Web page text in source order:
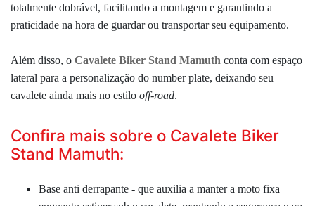
totalmente dobrável, facilitando a montagem e garantindo a
praticidade na hora de guardar ou transportar seu equipamento.
Além disso, o Cavalete Biker Stand Mamuth conta com espaço
lateral para a personalização do number plate, deixando seu
cavalete ainda mais no estilo off-road.
Confira mais sobre o Cavalete Biker
Stand Mamuth:
Base anti derrapante - que auxilia a manter a moto fixa